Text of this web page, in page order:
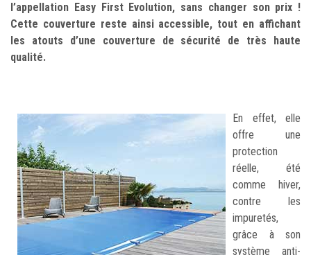
l’appellation Easy First Evolution, sans changer son prix !
Cette couverture reste ainsi accessible, tout en affichant
les atouts d’une couverture de sécurité de très haute
qualité.
En effet, elle
offre une
protection
réelle, été
comme hiver,
contre les
impuretés,
grâce à son
système anti-